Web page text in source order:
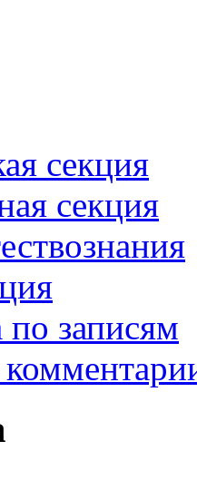
секция
секция
по записям